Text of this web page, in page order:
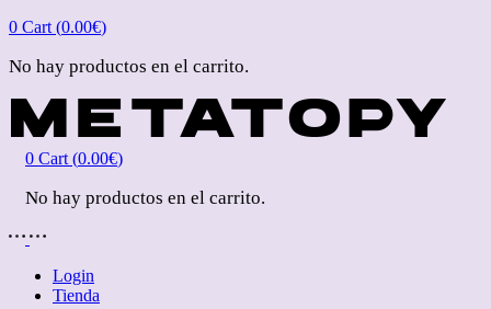
0 Cart (0.00€)
No hay productos en el carrito.
0 Cart (0.00€)
No hay productos en el carrito.
Login
Tienda